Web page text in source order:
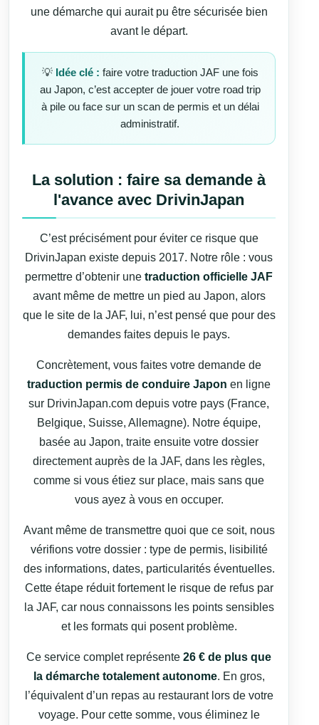
une démarche qui aurait pu être sécurisée bien
avant le départ.
💡 Idée clé : faire votre traduction JAF une fois
au Japon, c’est accepter de jouer votre road trip
à pile ou face sur un scan de permis et un délai
administratif.
La solution : faire sa demande à
l'avance avec DrivinJapan
C’est précisément pour éviter ce risque que
DrivinJapan existe depuis 2017. Notre rôle : vous
permettre d’obtenir une traduction officielle JAF
avant même de mettre un pied au Japon, alors
que le site de la JAF, lui, n’est pensé que pour des
demandes faites depuis le pays.
Concrètement, vous faites votre demande de
traduction permis de conduire Japon en ligne
sur DrivinJapan.com depuis votre pays (France,
Belgique, Suisse, Allemagne). Notre équipe,
basée au Japon, traite ensuite votre dossier
directement auprès de la JAF, dans les règles,
comme si vous étiez sur place, mais sans que
vous ayez à vous en occuper.
Avant même de transmettre quoi que ce soit, nous
vérifions votre dossier : type de permis, lisibilité
des informations, dates, particularités éventuelles.
Cette étape réduit fortement le risque de refus par
la JAF, car nous connaissons les points sensibles
et les formats qui posent problème.
Ce service complet représente 26 € de plus que
la démarche totalement autonome. En gros,
l’équivalent d’un repas au restaurant lors de votre
voyage. Pour cette somme, vous éliminez le